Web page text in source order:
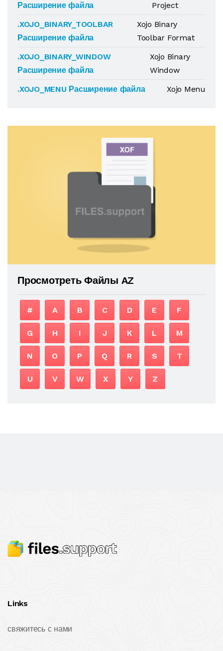
Расширение файла
Project
.XOJO_BINARY_TOOLBAR
Расширение файла
Xojo Binary
Toolbar Format
.XOJO_BINARY_WINDOW
Расширение файла
Xojo Binary
Window
.XOJO_MENU Расширение файла
Xojo Menu
Просмотреть Файлы AZ
# A B C D E F
G H I J K L M
N O P Q R S T
U V W X Y Z
Links
свяжитесь с нами